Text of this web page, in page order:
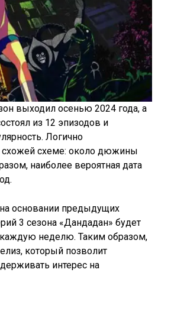
выходил осенью 2024 года, а
из 12 эпизодов и
Логично
схожей схеме: около дюжины
наиболее вероятная дата
основании предыдущих
3 сезона «Дандадан» будет
неделю. Таким образом,
который позволит
интерес на